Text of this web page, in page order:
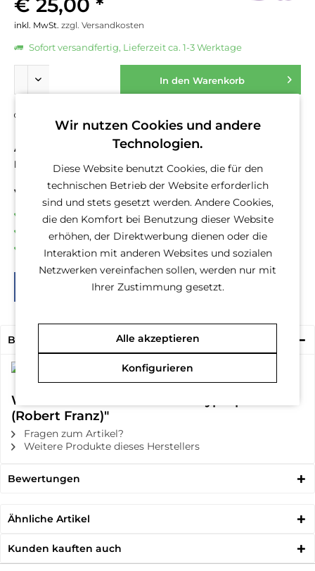
€ 25,00 *
inkl. MwSt. zzgl. Versandkosten
Sofort versandfertig, Lieferzeit ca. 1-3 Werktage
In den Warenkorb
Artikel-Nr.:
10133
EAN
2019554786283
Vorteile
Kostenloser Versand ab € 50,- Bestellwert
Versand innerhalb von 24h*
30 Tage Geld-Zurück-Garantie
Beschreibung
Weiterführende Links zu "L-Tryptophan
(Robert Franz)"
Fragen zum Artikel?
Weitere Produkte dieses Herstellers
Bewertungen
Ähnliche Artikel
Kunden kauften auch
Wir nutzen Cookies und andere
Technologien.
Diese Website benutzt Cookies, die für den
technischen Betrieb der Website erforderlich
sind und stets gesetzt werden. Andere Cookies,
die den Komfort bei Benutzung dieser Website
erhöhen, der Direktwerbung dienen oder die
Interaktion mit anderen Websites und sozialen
Netzwerken vereinfachen sollen, werden nur mit
Ihrer Zustimmung gesetzt.
Alle akzeptieren
Konfigurieren